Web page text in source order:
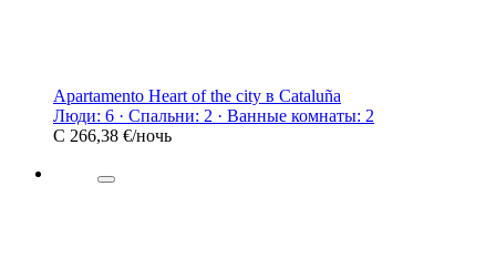
Apartamento Heart of the city в Cataluña
Люди: 6 · Спальни: 2 · Ванные комнаты: 2
С 266,38 €/ночь